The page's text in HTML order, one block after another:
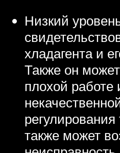
Низкий
хладагента и
Также он
плохой работе
также может